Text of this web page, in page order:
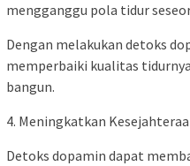
mengganggu pola tidur
Dengan melakukan detoks
memperbaiki kualitas
bangun.
4. Meningkatkan
Detoks dopamin dapat